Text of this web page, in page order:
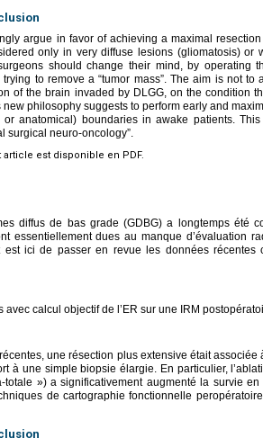
argue in favor of achieving a maximal
only in very diffuse lesions (gliomatosis) or
should change their mind, by operating
to remove a “tumor mass”. The aim is not to
of the brain invaded by DLGG, on the condition
philosophy suggests to perform early and
or anatomical) boundaries in awake patients.
surgical neuro-oncology”.
est disponible en PDF.
diffus de bas grade (GDBG) a longtemps été
essentiellement dues au manque d’évaluation
est ici de passer en revue les données récentes
avec calcul objectif de l’ER sur une IRM
une résection plus extensive était
à une simple biopsie élargie. En particulier,
totale ») a significativement augmenté la survie
de cartographie fonctionnelle